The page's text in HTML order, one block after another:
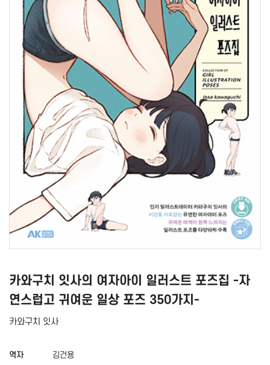
카와구치 잇사의 여자아이 일러스트 포즈집 -자
연스럽고 귀여운 일상 포즈 350가지-
카와구치 잇사
역자 김건용